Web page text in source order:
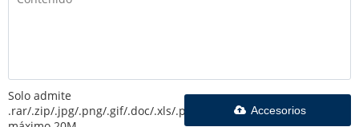
Solo admite
.rar/.zip/.jpg/.png/.gif/.doc/.xls/.pdf,
Accesorios